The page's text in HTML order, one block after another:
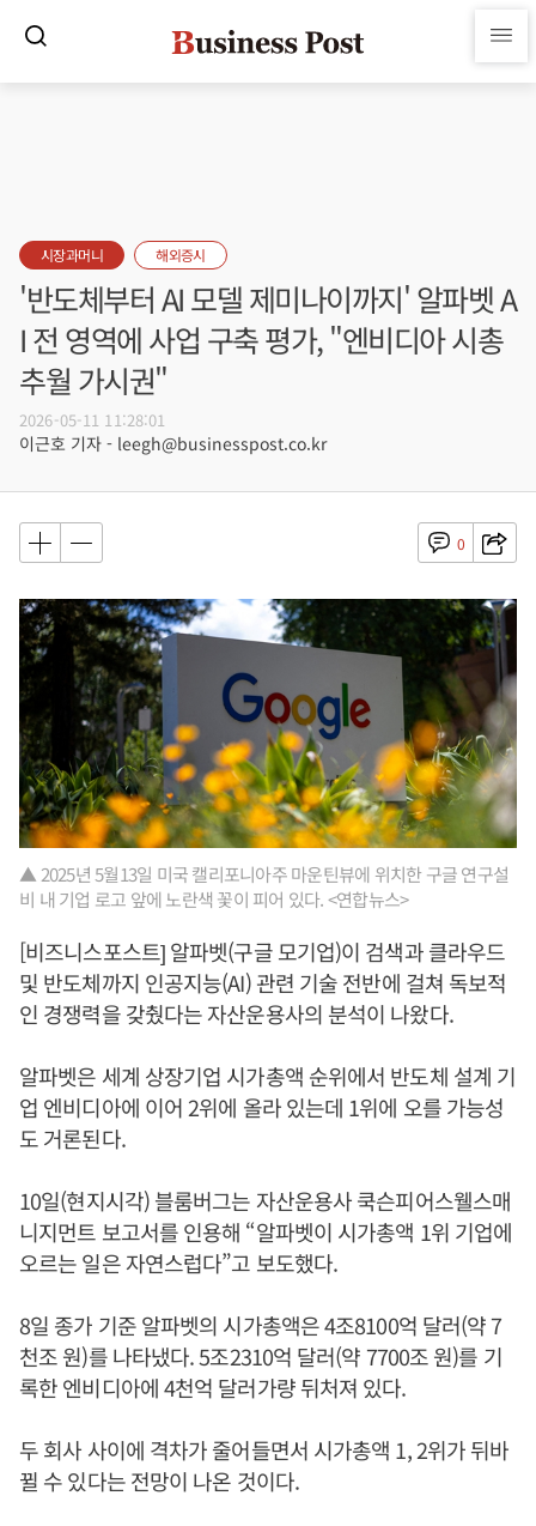
시장과머니 해외증시
'반도체부터 AI 모델 제미나이까지' 알파벳 A
I 전 영역에 사업 구축 평가, "엔비디아 시총
추월 가시권"
2026-05-11 11:28:01
이근호 기자 - leegh@businesspost.co.kr
0
▲ 2025년 5월13일 미국 캘리포니아주 마운틴뷰에 위치한 구글 연구설
비 내 기업 로고 앞에 노란색 꽃이 피어 있다. <연합뉴스>
[비즈니스포스트] 알파벳(구글 모기업)이 검색과 클라우드
및 반도체까지 인공지능(AI) 관련 기술 전반에 걸쳐 독보적
인 경쟁력을 갖췄다는 자산운용사의 분석이 나왔다.
알파벳은 세계 상장기업 시가총액 순위에서 반도체 설계 기
업 엔비디아에 이어 2위에 올라 있는데 1위에 오를 가능성
도 거론된다.
10일(현지시각) 블룸버그는 자산운용사 쿡슨피어스웰스매
니지먼트 보고서를 인용해 “알파벳이 시가총액 1위 기업에
오르는 일은 자연스럽다”고 보도했다.
8일 종가 기준 알파벳의 시가총액은 4조8100억 달러(약 7
천조 원)를 나타냈다. 5조2310억 달러(약 7700조 원)를 기
록한 엔비디아에 4천억 달러가량 뒤처져 있다.
두 회사 사이에 격차가 줄어들면서 시가총액 1, 2위가 뒤바
뀔 수 있다는 전망이 나온 것이다.